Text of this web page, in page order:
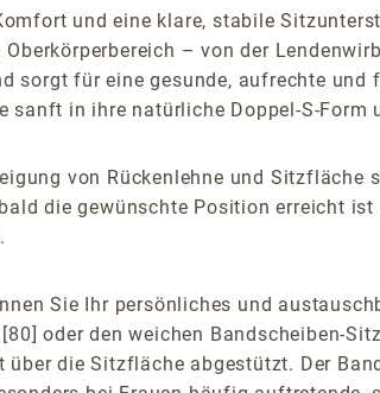
und eine klare, stabile
– von der
sorgt für eine gesunde, aufrechte
in ihre natürliche Doppel-S-Form
von Rückenlehne und
die gewünschte Position erreicht
Sie Ihr persönliches und
oder den weichen Bandscheiben-
die Sitzfläche abgestützt. Der